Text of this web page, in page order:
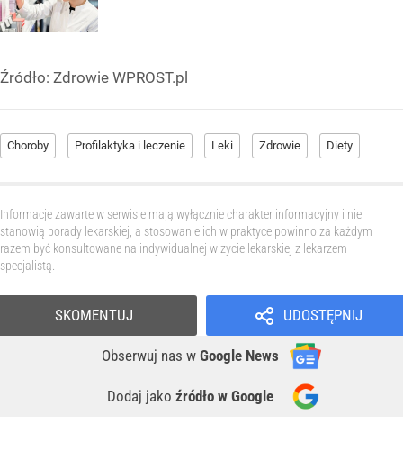
Źródło: Zdrowie WPROST.pl
Choroby Profilaktyka i leczenie Leki Zdrowie Diety
Informacje zawarte w serwisie mają wyłącznie charakter informacyjny i nie
stanowią porady lekarskiej, a stosowanie ich w praktyce powinno za każdym
razem być konsultowane na indywidualnej wizycie lekarskiej z lekarzem
specjalistą.
UDOSTĘPNIJ
Obserwuj nas w Google News
Dodaj jako źródło w Google
SKOMENTUJ